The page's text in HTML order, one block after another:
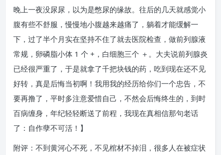
晚上一夜没尿尿，以为是憋尿的缘故。往后的几天就感觉小
腹有些不舒服，慢慢地小腹越来越痛了，躺着才能缓解一
下，过了半个月实在坚持不住了就去医院检查，做前列腺液
常规，卵磷脂小体 1 个 +，白细胞三个 ＋。大夫说前列腺炎
已经很严重了，于是就拿了千把块钱的药，吃到现在还不见
好转，真是后悔当初啊！我用我的经历给你们一个忠告，不
要再撸了，平时多注意爱惜自己，不然会后悔终生的，到时
百病缠身，年纪轻轻断送了前程，我现在真相信那句老话
了：自作孽不可活！】
附评：不到黄河心不死，不见棺材不掉泪，很多人在被症状